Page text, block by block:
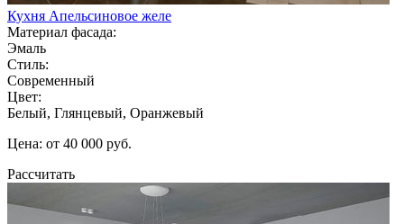
Кухня Апельсиновое желе
Материал фасада:
Эмаль
Стиль:
Современный
Цвет:
Белый, Глянцевый, Оранжевый
Цена: от 40 000 руб.
Рассчитать